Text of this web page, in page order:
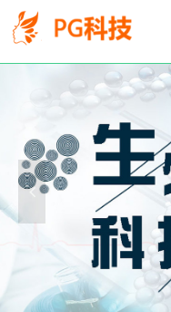
公
司-